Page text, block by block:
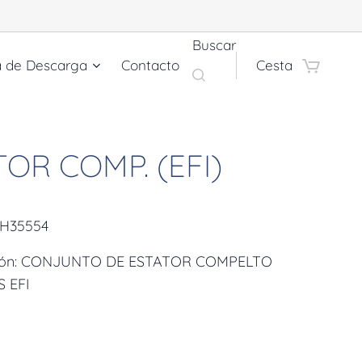
de Descarga Contacto
Buscar
Cesta
COMP. (EFI)
CONJUNTO DE ESTATOR COMPELTO
EFI